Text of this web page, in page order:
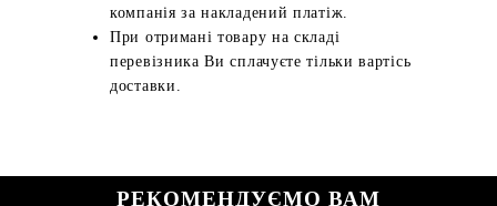
компанія за накладений платіж.
При отримані товару на складі
перевізника Ви сплачуєте тільки вартісь
доставки.
РЕКОМЕНДУЄМО ВАМ